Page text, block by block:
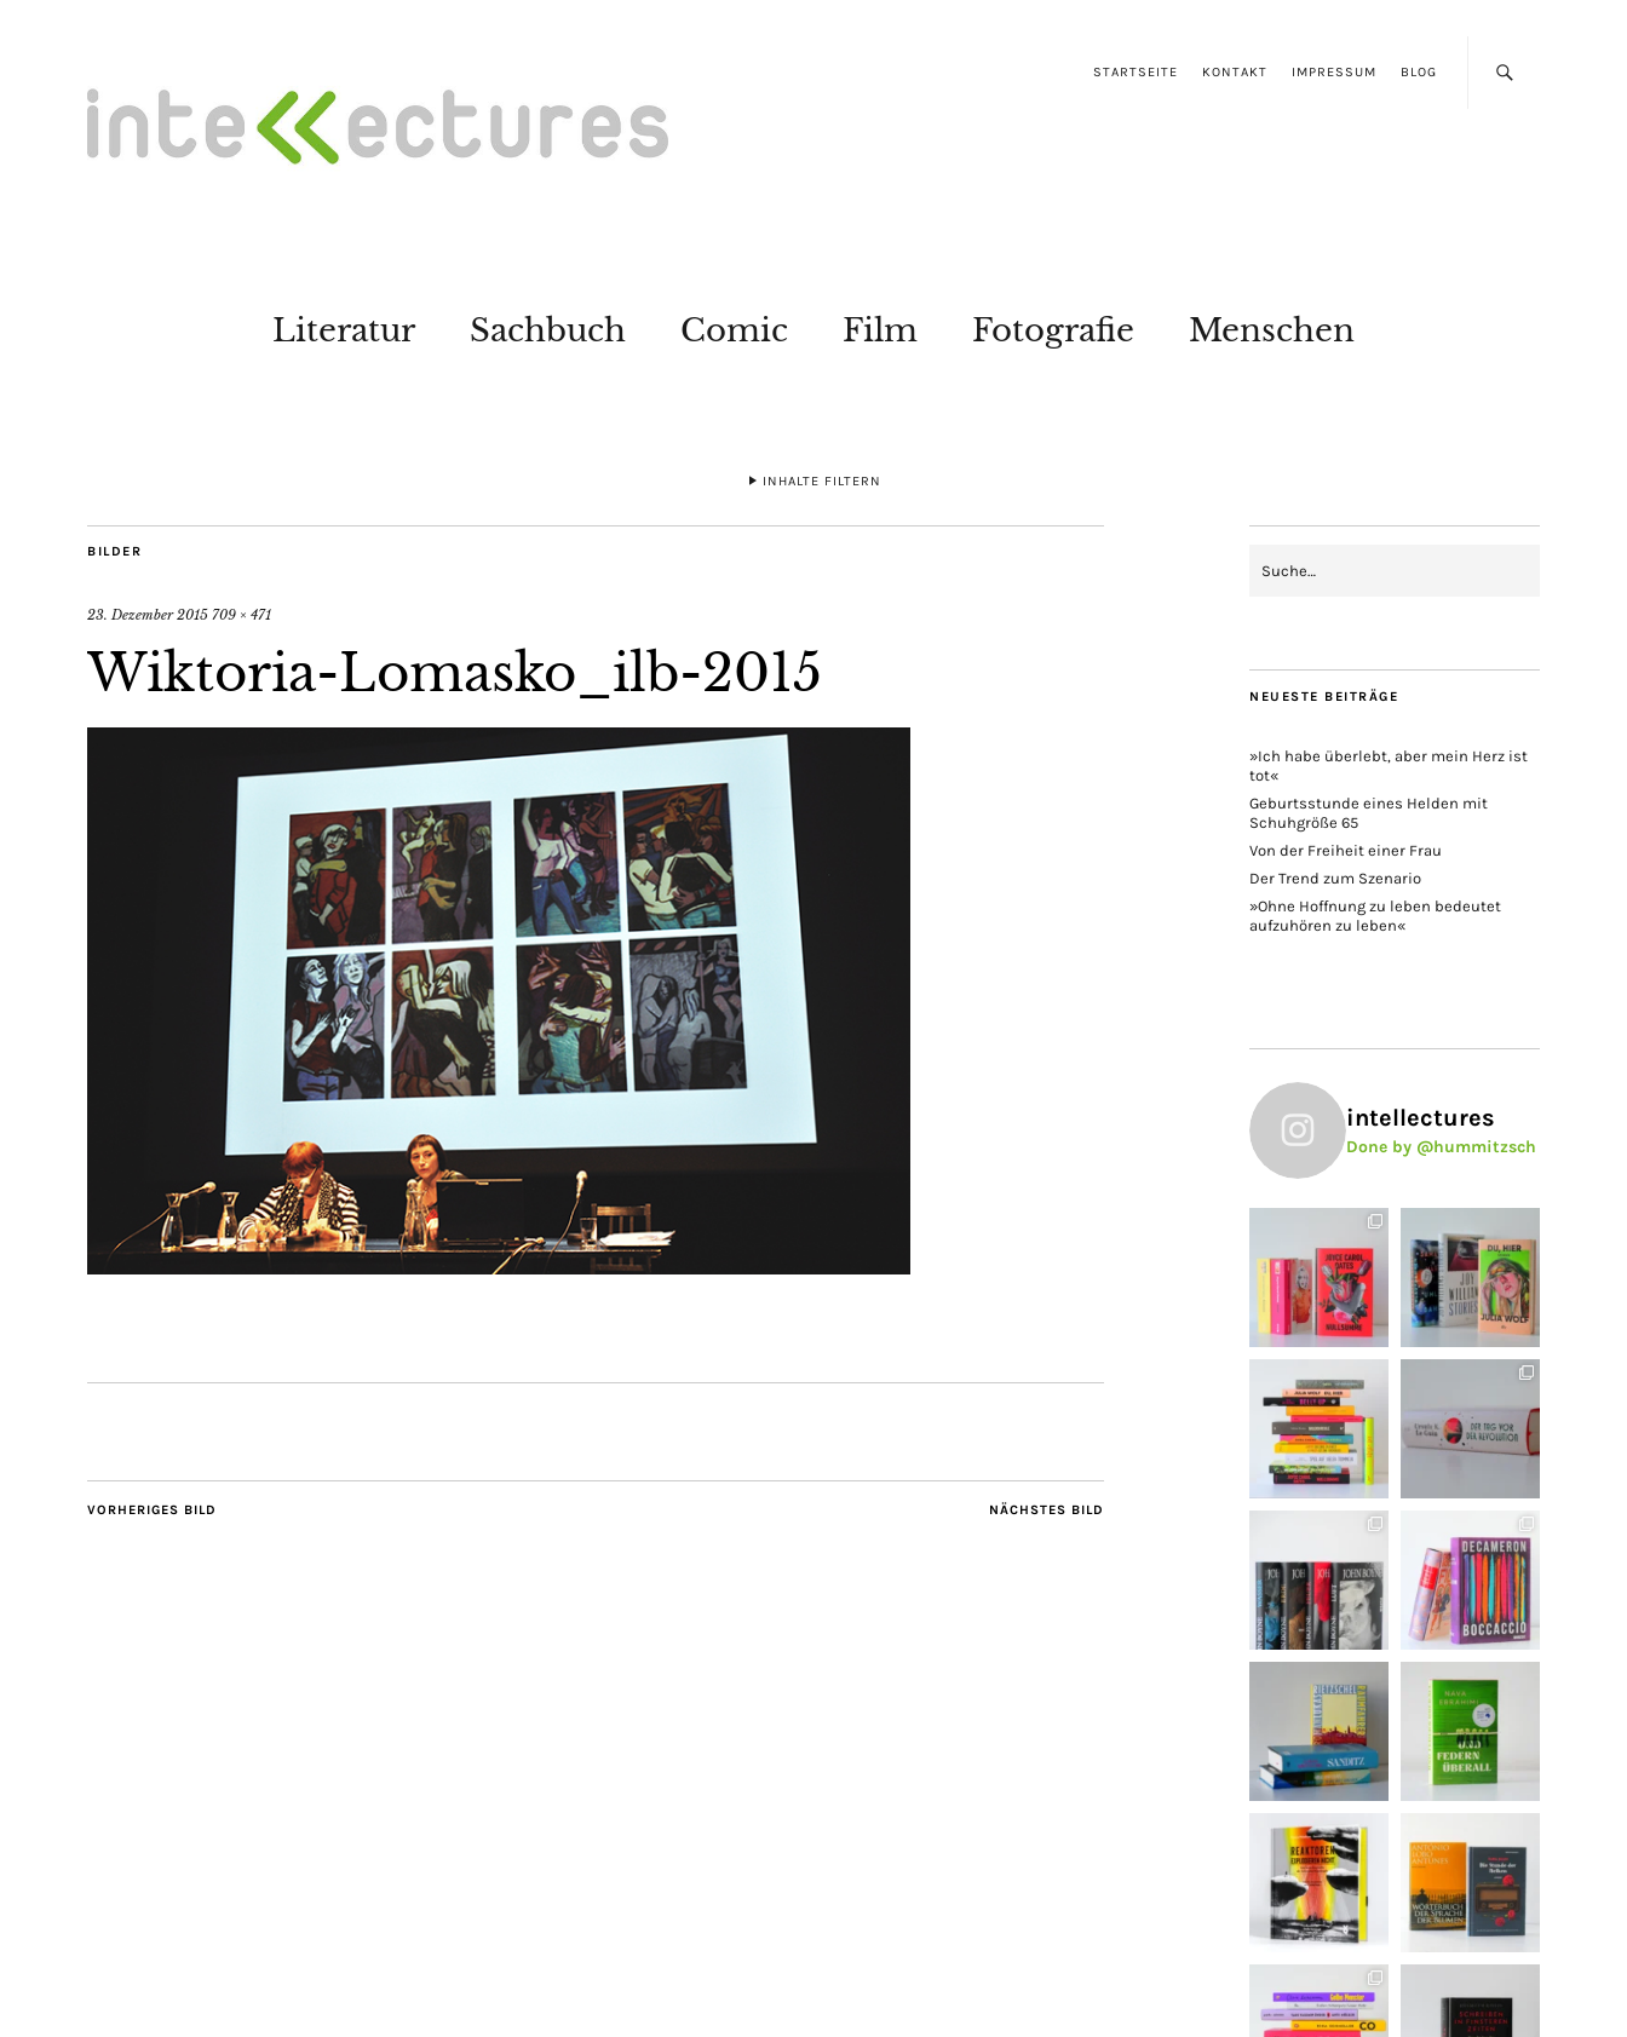
STARTSEITE KONTAKT IMPRESSUM BLOG
Literatur Sachbuch Comic Film Fotografie Menschen
INHALTE FILTERN
BILDER
23. Dezember 2015 709 × 471
Wiktoria-Lomasko_ilb-2015
NÄCHSTES BILD
VORHERIGES BILD
NEUESTE BEITRÄGE
»Ich habe überlebt, aber mein Herz ist
tot«
Geburtsstunde eines Helden mit
Schuhgröße 65
Von der Freiheit einer Frau
Der Trend zum Szenario
»Ohne Hoffnung zu leben bedeutet
aufzuhören zu leben«
intellectures
Done by @hummitzsch